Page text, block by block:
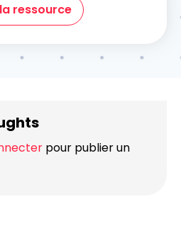
ressource
pour publier un